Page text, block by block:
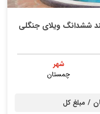
شهر
چمستان
مبلغ کل